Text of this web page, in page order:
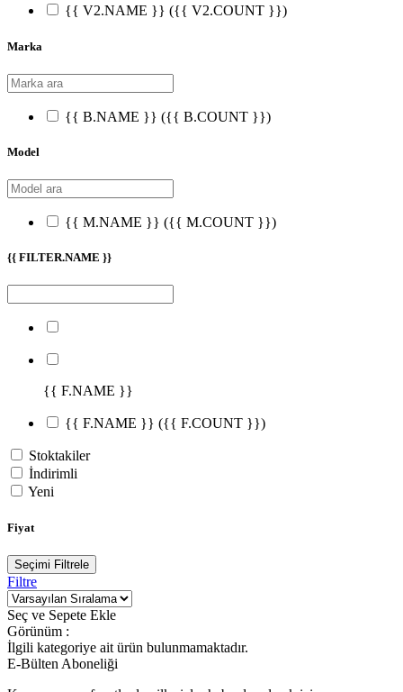
{{ V2.NAME }} ({{ V2.COUNT }})
Marka
{{ B.NAME }} ({{ B.COUNT }})
Model
{{ M.NAME }} ({{ M.COUNT }})
{{ FILTER.NAME }}
{{ F.NAME }}
{{ F.NAME }} ({{ F.COUNT }})
Stoktakiler
İndirimli
Yeni
Fiyat
Seçimi Filtrele
Filtre
Seç ve Sepete Ekle
Görünüm :
İlgili kategoriye ait ürün bulunmamaktadır.
E-Bülten Aboneliği